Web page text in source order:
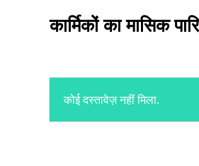
कार्मिकों का मासिक
कोई दस्तावेज़ नहीं मिला.